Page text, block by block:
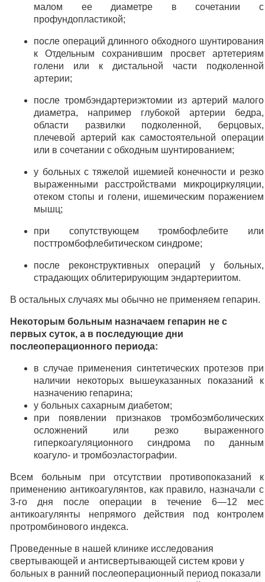
малом ее диаметре в сочетании с
профундопластикой;
после операций длинного обходного шунтирования
к Отдельным сохранившим просвет артетериям
голени или к дистальной части подколенной
артерии;
после тромбэндартериэктомии из артерий малого
диаметра, например глубокой артерии бедра,
области развилки подколенной, берцовых,
плечевой артерий как самостоятельной операции
или в сочетании с обходным шунтированием;
у больных с тяжелой ишемией конечности и резко
выраженными расстройствами микроциркуляции,
отеком стопы и голени, ишемическим поражением
мышц;
при сопутствующем тромбофлебите или
посттромбофлебитическом синдроме;
после реконструктивных операций у больных,
страдающих облитерирующим эндартериитом.
В остальных случаях мы обычно не применяем гепарин.
Некоторым больным назначаем гепарин не с
первых суток, а в последующие дни
послеоперационного периода:
в случае применения синтетических протезов при
наличии некоторых вышеуказанных показаний к
назначению гепарина;
у больных сахарным диабетом;
при появлении признаков тромбоэмболических
осложнений или резко выраженного
гиперкоагуляционного синдрома по данным
коагуло- и тромбоэластографии.
Всем больным при отсутствии противопоказаний к
применению антикоагулянтов, как правило, назначали с
3-го дня после операции в течение 6—12 мес
антикоагулянты непрямого действия под контролем
протромбинового индекса.
Проведенные в нашей клинике исследования
свертывающей и антисвертывающей систем крови у
больных в ранний послеоперационный период показали